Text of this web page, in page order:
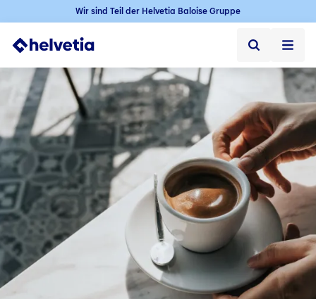
Wir sind Teil der Helvetia Baloise Gruppe
Privatkunden
Firmenkunden
Vertriebspartner
Unternehmen
Kontakt & Service
Jobs